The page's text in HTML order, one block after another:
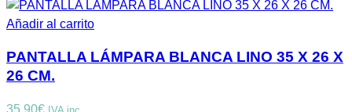
Añadir al carrito
PANTALLA LÁMPARA BLANCA LINO 35 X 26 X
26 CM.
35,90€